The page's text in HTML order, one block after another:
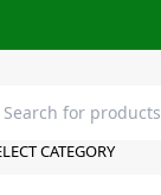
CATEGORY